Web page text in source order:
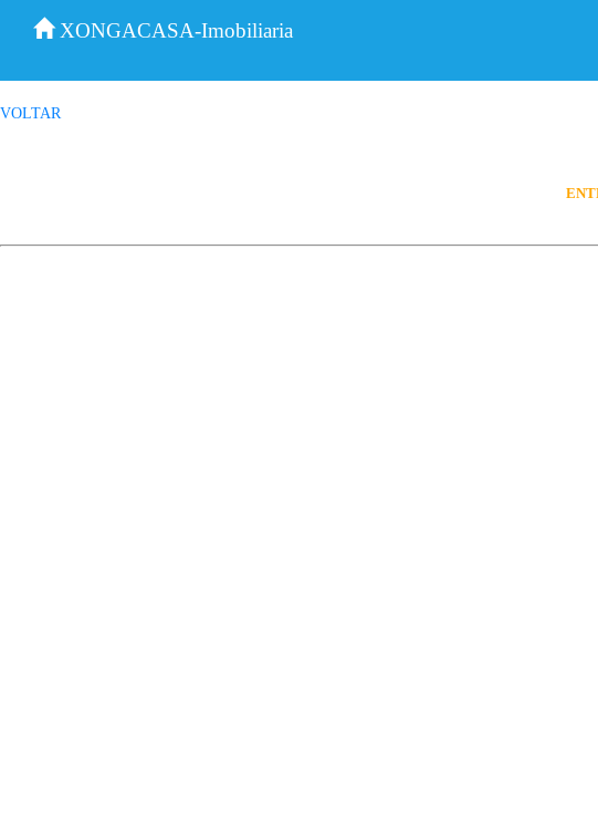
XONGACASA-Imobiliaria
VOLTAR